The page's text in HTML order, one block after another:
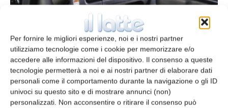
Per fornire le migliori esperienze, noi e i nostri partner
utilizziamo tecnologie come i cookie per memorizzare e/o
accedere alle informazioni del dispositivo. Il consenso a queste
tecnologie permetterà a noi e ai nostri partner di elaborare dati
personali come il comportamento durante la navigazione o gli ID
univoci su questo sito e di mostrare annunci (non)
personalizzati. Non acconsentire o ritirare il consenso può
Carrelli controbilanciati
redazione 7 Agosto 2016
Leggi la rivista